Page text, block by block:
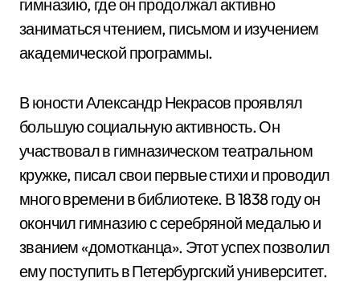
гимназию, где он продолжал активно
заниматься чтением, письмом и изучением
академической программы.
В юности Александр Некрасов проявлял
большую социальную активность. Он
участвовал в гимназическом театральном
кружке, писал свои первые стихи и проводил
много времени в библиотеке. В 1838 году он
окончил гимназию с серебряной медалью и
званием «домотканца». Этот успех позволил
ему поступить в Петербургский университет.